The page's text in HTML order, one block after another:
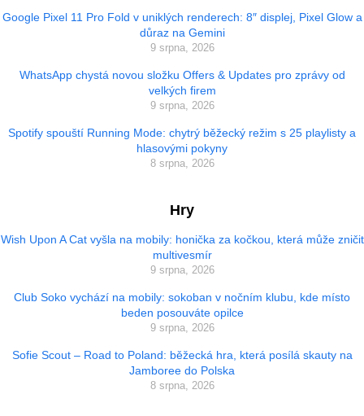
Google Pixel 11 Pro Fold v uniklých renderech: 8″ displej, Pixel Glow a
důraz na Gemini
9 srpna, 2026
WhatsApp chystá novou složku Offers & Updates pro zprávy od
velkých firem
9 srpna, 2026
Spotify spouští Running Mode: chytrý běžecký režim s 25 playlisty a
hlasovými pokyny
8 srpna, 2026
Hry
Wish Upon A Cat vyšla na mobily: honička za kočkou, která může zničit
multivesmír
9 srpna, 2026
Club Soko vychází na mobily: sokoban v nočním klubu, kde místo
beden posouváte opilce
9 srpna, 2026
Sofie Scout – Road to Poland: běžecká hra, která posílá skauty na
Jamboree do Polska
8 srpna, 2026